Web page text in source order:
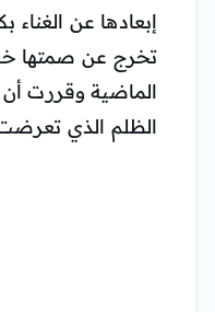
إبعادها عن الغناء
تخرج عن صمتها
الماضية وقررت
الظلم الذي